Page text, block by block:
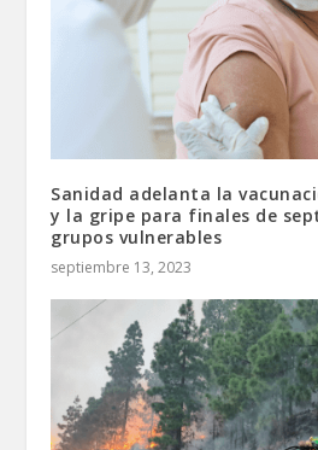
Sanidad adelanta la
y la gripe para finales de
grupos vulnerables
septiembre 13, 2023